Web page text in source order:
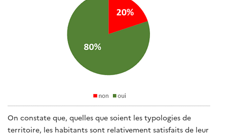
On constate que, quelles que soient les typologies de
territoire, les habitants sont relativement satisfaits de leur